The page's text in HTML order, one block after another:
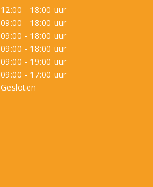
12:00 - 18:00 uur
09:00 - 18:00 uur
09:00 - 18:00 uur
09:00 - 18:00 uur
09:00 - 19:00 uur
09:00 - 17:00 uur
Gesloten